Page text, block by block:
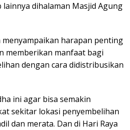
dihalaman Masjid Agung
harapan penting
memberikan manfaat bagi
dengan cara didistribusikan
ini agar bisa semakin
sekitar lokasi penyembelihan
dan merata. Dan di Hari Raya